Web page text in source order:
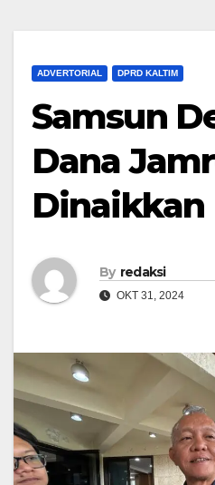
ADVERTORIAL DPRD KALTIM
Samsun
Dana
Dinaikkan
By redaksi
OKT 31, 2024